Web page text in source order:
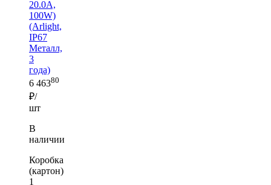
20.0A,
100W)
(Arlight,
IP67
Металл,
3
года)
6 46380
₽/
шт
В
наличии
Коробка
(картон)
1